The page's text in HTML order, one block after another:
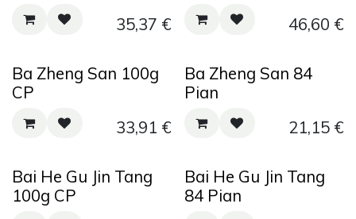
35,37 €
46,60 €
Ba Zheng San 100g
CP
33,91 €
Ba Zheng San 84
Pian
21,15€
Bai He Gu Jin Tang
100g CP
Bai He Gu Jin Tang
84 Pian